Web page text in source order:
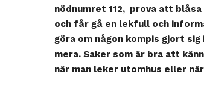
nödnumret 112, prova att
och får gå en lekfull och
göra om någon kompis gjort
mera. Saker som är bra att
när man leker utomhus eller